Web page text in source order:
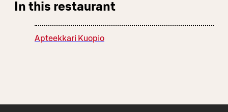
In this restaurant
Apteekkari Kuopio